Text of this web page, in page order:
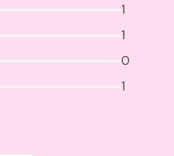
1
1
0
1